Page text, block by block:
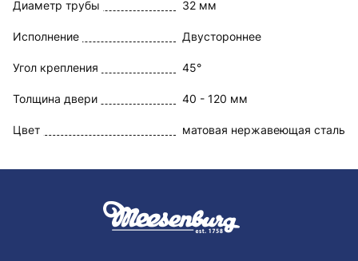
Диаметр трубы 32 мм
Исполнение Двустороннее
Угол крепления 45°
Толщина двери 40 - 120 мм
Цвет матовая нержавеющая сталь